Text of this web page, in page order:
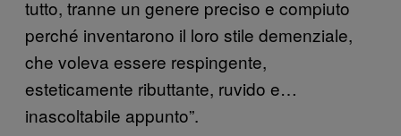
tutto, tranne un genere preciso e compiuto
perché inventarono il loro stile demenziale,
che voleva essere respingente,
esteticamente ributtante, ruvido e…
inascoltabile appunto”.